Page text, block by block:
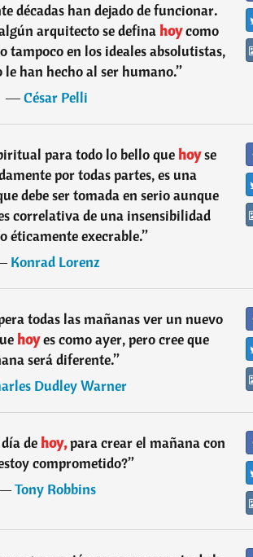
décadas han dejado de funcionar.
arquitecto se definahoycomo
tampoco en los ideales absolutistas,
le han hecho al ser humano.”
―César Pelli
para todo lo bello que hoyse
por todas partes, es una
debe ser tomada en serio aunque
correlativa de una insensibilidad
éticamente execrable.”
Konrad Lorenz
todas las mañanas ver un nuevo
hoyes como ayer, pero cree que
será diferente.”
Dudley Warner
dehoy,para crear el mañana con
comprometido?”
Tony Robbins